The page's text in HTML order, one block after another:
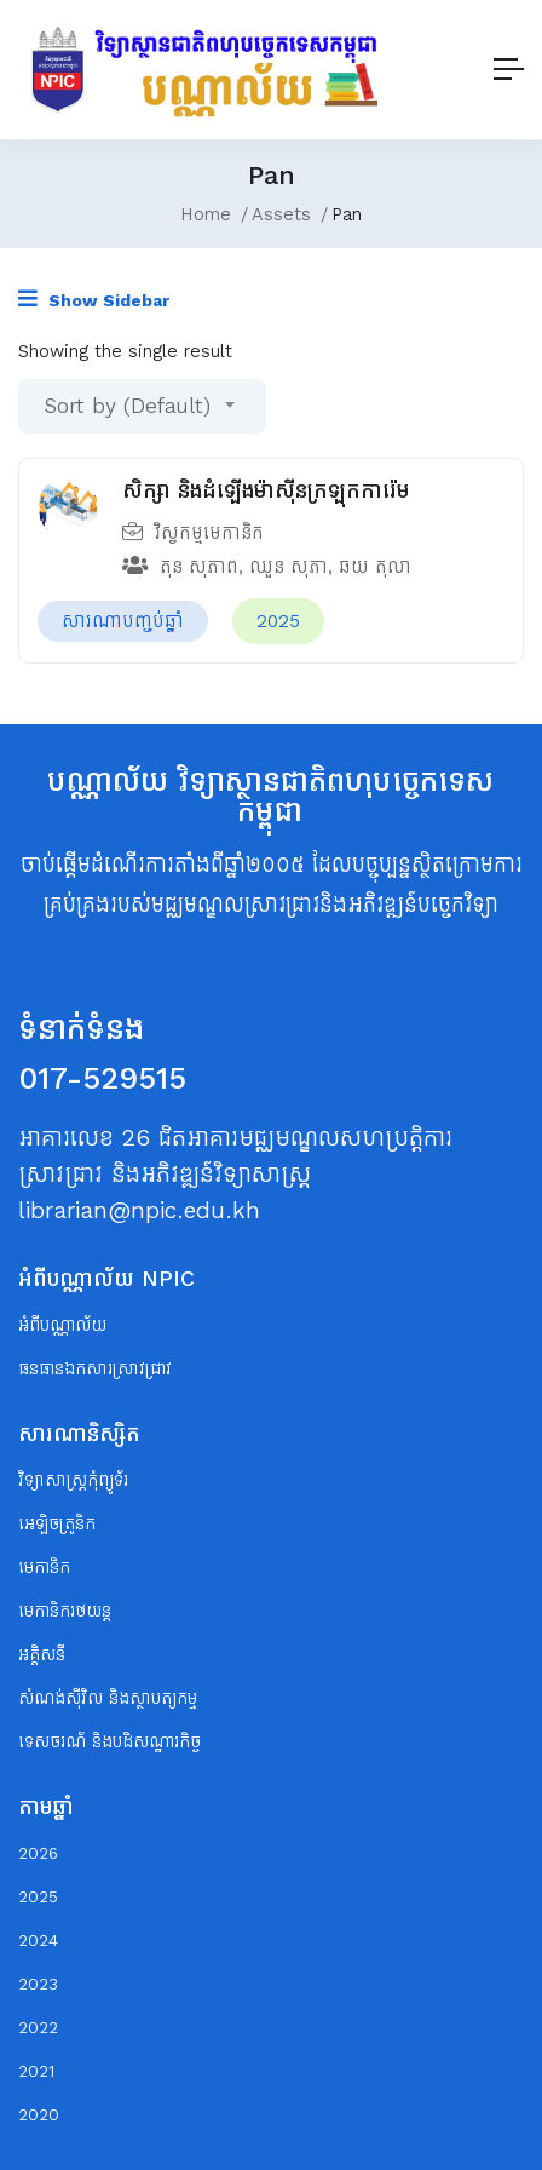
Pan
Home Assets Pan
Show Sidebar
Showing the single result
Sort by (Default)
សិក្សា និងដំឡើងម៉ាស៊ីនក្រឡុកការ៉េម
វិស្វកម្មមេកានិក
តុន សុភាព, ឈួន សុភា, ឆយ តុលា
សារណាបញ្ចប់ឆ្នាំ 2025
បណ្ណាល័យ វិទ្យាស្ថានជាតិពហុបច្ចេកទេស
កម្ពុជា
ចាប់ផ្តើមដំណើរការតាំងពីឆ្នាំ២០០៥ ដែលបច្ចុប្បន្នស្ថិតក្រោមការ
គ្រប់គ្រងរបស់មជ្ឈមណ្ឌលស្រាវជ្រាវនិងអភិវឌ្ឍន៍បច្ចេកវិទ្យា
ទំនាក់ទំនង
017-529515
អាគារលេខ 26 ជិតអាគារមជ្ឈមណ្ឌលសហប្រត្តិការ
ស្រាវជ្រាវ និងអភិវឌ្ឍន៍វិទ្យាសាស្ត្រ
librarian@npic.edu.kh
អំពីបណ្ណាល័យ NPIC
អំពីបណ្ណាល័យ
ធនធានឯកសារស្រាវជ្រាវ
សារណានិស្សិត
វិទ្យាសាស្ត្រកុំព្យូទ័រ
អេឡិចត្រូនិក
មេកានិក
មេកានិករថយន្ត
អគ្គិសនី
សំណង់ស៊ីវិល និងស្ថាបត្យកម្ម
ទេសចរណ័ និងបដិសណ្ឋារកិច្ច
តាមឆ្នាំ
2026
2025
2024
2023
2022
2021
2020